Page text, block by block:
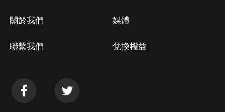
關於我們
聯繫我們
媒體
兌換權益